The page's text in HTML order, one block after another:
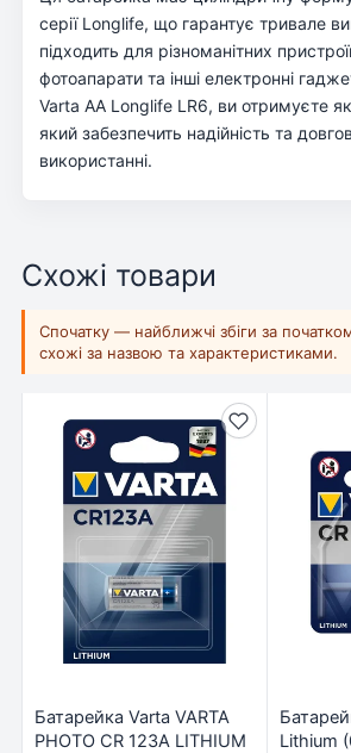
серії Longlife, що гарантує тривале
підходить для різноманітних
фотоапарати та інші електронні
Varta AA Longlife LR6, ви отримуєте
який забезпечить надійність та
використанні.
Схожі товари
Спочатку — найближчі збіги за
схожі за назвою та характеристиками.
Батарейка Varta VARTA
PHOTO CR 123A LITHIUM
Lithium